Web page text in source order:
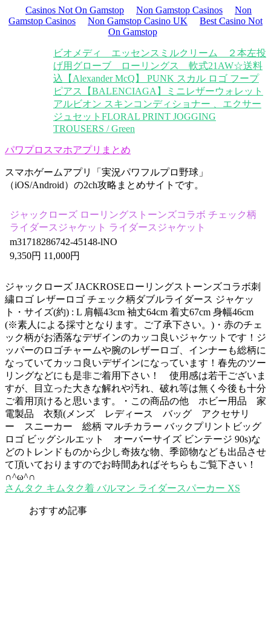
Casinos Not On Gamstop Non Gamstop Casinos
Non
Gamstop Casinos
Non Gamstop Casino UK
Best Casino Not
On Gamstop
ビオメディ エッセンスミルクリーム ２本左投
げ用グローブ ローリングス 軟式21AW☆送料
込【Alexander McQ】 PUNK スカル ロゴ フープ
ピアス
【BALENCIAGA】ミニレザーウォレット
アルビオン スキンコンディショナー 、エクサー
ジュセット FLORAL PRINT JOGGING
TROUSERS / Green
パワプロスマホアプリまとめ
スマホゲームアプリ「実況パワフルプロ野球」
（iOS/Android）の2ch攻略まとめサイトです。
ジャックローズ ローリングストーンズコラボ チェック柄
ライダースジャケット ライダースジャケット
m31718286742-45148-lNO
9,350円 11,000円
ジャックローズ JACKROSEローリングストーンズコラボ刺
繍ロゴ レザーロゴ チェック柄ダブルライダース ジャケッ
ト・サイズ(約) : L 肩幅43cm 袖丈64cm 着丈67cm 身幅46cm
(※素人による採寸となります。ご了承下さい。)・赤のチェ
ック柄がお洒落なデザインのカッコ良いジャケットです！ジ
ッパーのロゴチャームや腕のレザーロゴ、インナーも総柄に
なっていてカッコ良いデザインになっています！春先のツー
リングなどにも是非ご着用下さい！ 使用感は若干ございま
すが、目立った大きな解れや汚れ、破れ等は無く今後も十分
ご着用頂けると思います。・この商品の他 ホビー用品 家
電製品 衣類(メンズ レディース バッグ アクセサリ
ー スニーカー 総柄 マルチカラー バックプリントビッグ
ロゴ ビッグシルエット オーバーサイズ ビンテージ 90s)な
どのトレンドものから少し奇抜な物、季節物なども出品させ
て頂いておりますのでお時間あればそちらもご覧下さい！
∩^ω^∩
さんタク キムタク着 バルマン ライダースパーカー XS
おすすめ記事